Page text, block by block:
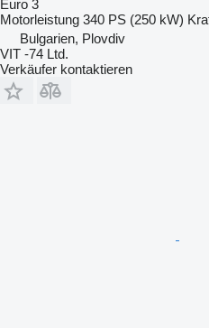
Euro 3
Motorleistung 340 PS (250 kW)
Bulgarien, Plovdiv
VIT -74 Ltd.
Verkäufer kontaktieren